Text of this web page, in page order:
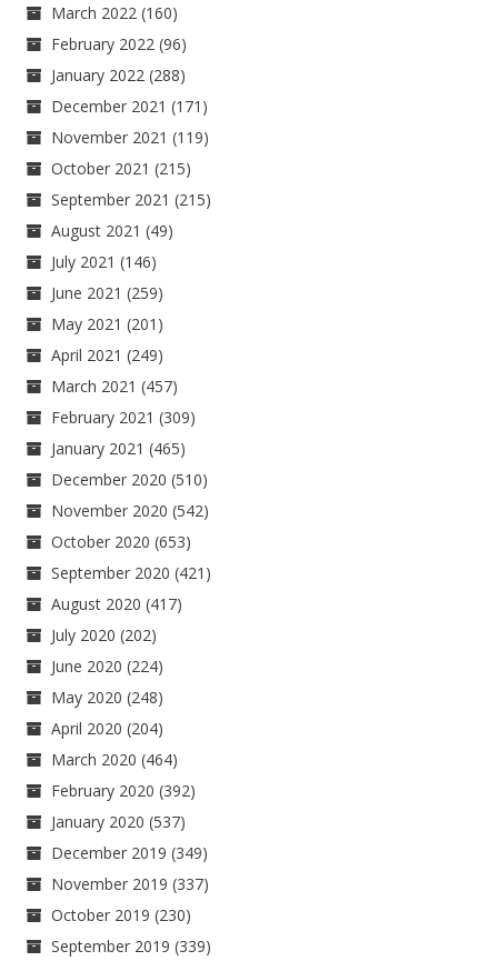
March 2022 (160)
February 2022 (96)
January 2022 (288)
December 2021 (171)
November 2021 (119)
October 2021 (215)
September 2021 (215)
August 2021 (49)
July 2021 (146)
June 2021 (259)
May 2021 (201)
April 2021 (249)
March 2021 (457)
February 2021 (309)
January 2021 (465)
December 2020 (510)
November 2020 (542)
October 2020 (653)
September 2020 (421)
August 2020 (417)
July 2020 (202)
June 2020 (224)
May 2020 (248)
April 2020 (204)
March 2020 (464)
February 2020 (392)
January 2020 (537)
December 2019 (349)
November 2019 (337)
October 2019 (230)
September 2019 (339)